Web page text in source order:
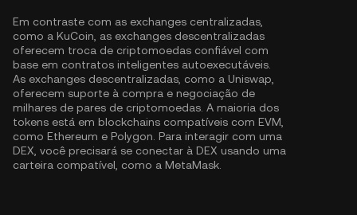
Em contraste com as exchanges centralizadas,
como a KuCoin, as exchanges descentralizadas
oferecem troca de criptomoedas confiável com
base em contratos inteligentes autoexecutáveis.
As exchanges descentralizadas, como a Uniswap,
oferecem suporte à compra e negociação de
milhares de pares de criptomoedas. A maioria dos
tokens está em blockchains compatíveis com EVM,
como Ethereum e Polygon . Para interagir com uma
DEX, você precisará se conectar à DEX usando uma
carteira compatível, como a MetaMask.